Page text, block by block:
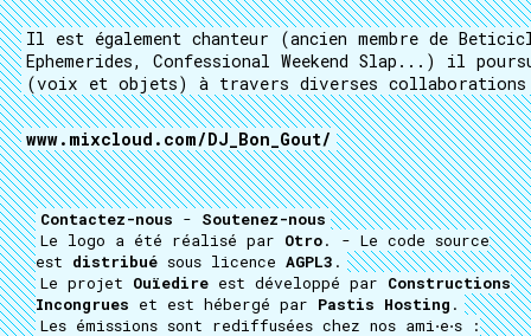
Il est également chanteur (ancien membre de
Ephemerides, Confessional Weekend Slap...) il
(voix et objets) à travers diverses
www.mixcloud.com/DJ_Bon_Gout/
Contactez-nous - Soutenez-nous
Le logo a été réalisé par Otro. - Le code source
est distribué sous licence AGPL3 .
Le projet Ouïedire est développé par Constructions
Incongrues et est hébergé par Pastis Hosting .
Les émissions sont rediffusées chez nos ami⋅e⋅s :